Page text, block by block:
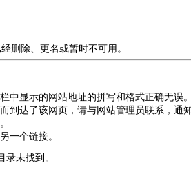
删除、更名或暂时不可用。
中显示的网站地址的拼写和格式正确无误
到达了该网页，请与网站管理员联系，通
一个链接。
录未找到。